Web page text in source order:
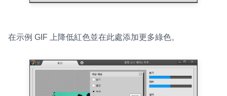
在示例 GIF 上降低紅色並在此處添加更多綠色。